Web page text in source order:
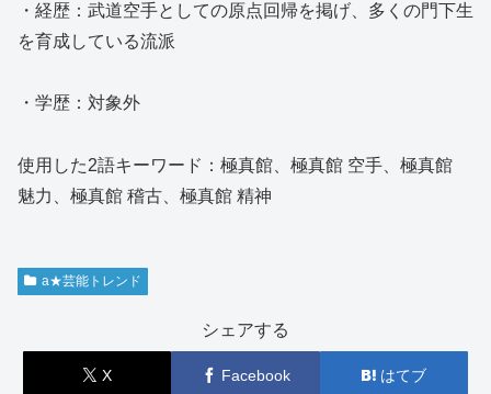
・経歴：武道空手としての原点回帰を掲げ、多くの門下生
を育成している流派
・学歴：対象外
使用した2語キーワード：極真館、極真館 空手、極真館
魅力、極真館 稽古、極真館 精神
a★芸能トレンド
シェアする
X Facebook はてブ